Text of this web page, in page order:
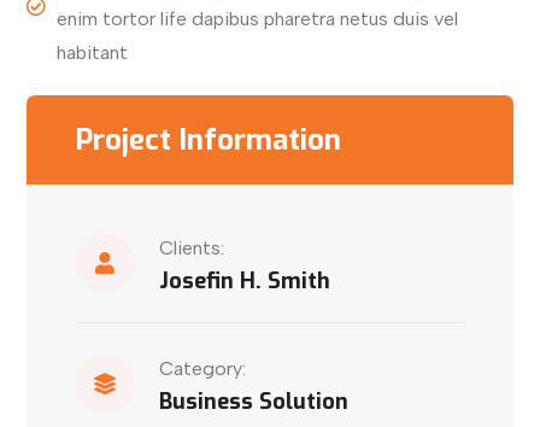
enim tortor life dapibus pharetra netus duis vel
habitant
Project Information
Clients:
Josefin H. Smith
Category:
Business Solution